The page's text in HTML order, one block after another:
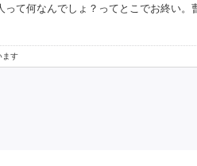
って何なんでしょ？ってとこでお終い。
ます